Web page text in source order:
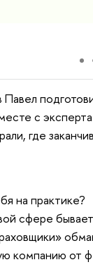
Павел
с
где
на практике?
сфере
компанию от